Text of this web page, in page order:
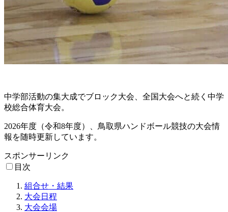
中学部活動の集大成でブロック大会、全国大会へと続く中学
校総合体育大会。
2026年度（令和8年度）、鳥取県ハンドボール競技の大会情
報を随時更新しています。
スポンサーリンク
目次
組合せ・結果
大会日程
大会会場